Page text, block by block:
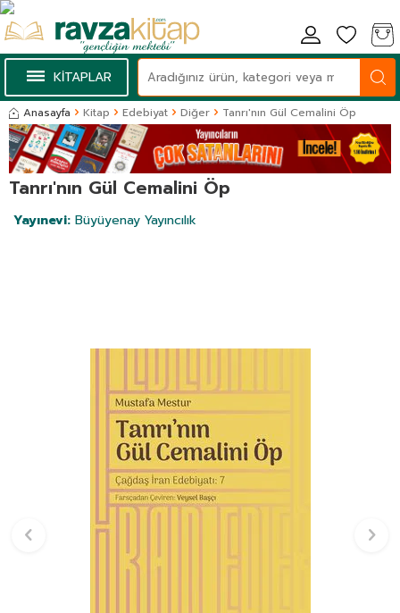
KİTAPLAR
Anasayfa Kitap Edebiyat Diğer Tanrı'nın Gül Cemalini Öp
Tanrı'nın Gül Cemalini Öp
Yayınevi: Büyüyenay Yayıncılık